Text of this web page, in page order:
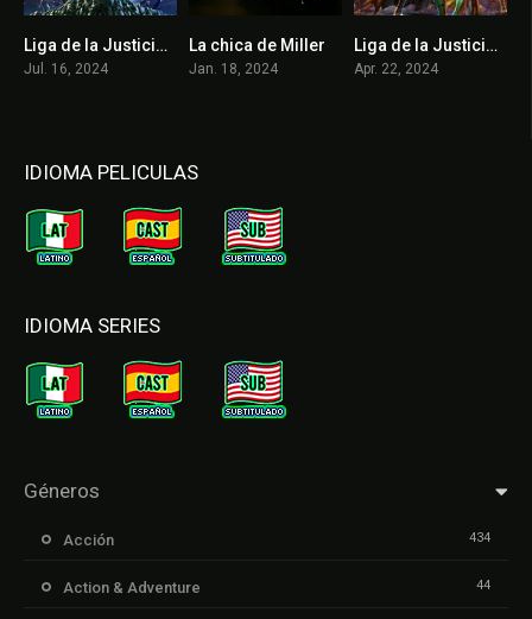
0
Liga de la Justicia: Crisis en Tierras Infinitas – Parte 3
Jul. 16, 2024
5.2
La chica de Miller
Jan. 18, 2024
0
Liga de la Justicia: Crisis en Tierras Infinitas – Parte 2
Apr. 22, 2024
IDIOMA PELICULAS
IDIOMA SERIES
Géneros
Acción 434
Action & Adventure 44